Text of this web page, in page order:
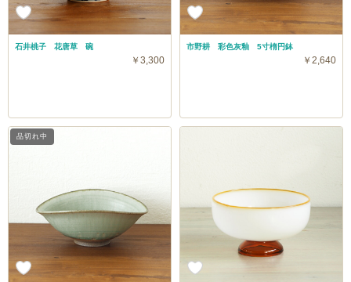
石井桃子 花唐草 碗
￥3,300
市野耕 彩色灰釉 5寸楕円鉢
￥2,640
品切れ中